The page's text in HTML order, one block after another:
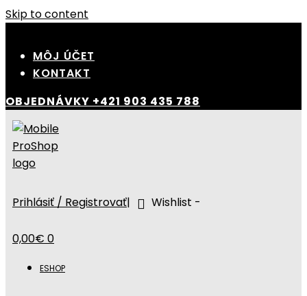
Skip to content
MÔJ ÚČET
KONTAKT
OBJEDNÁVKY +421 903 435 788
Prihlásiť / Registrovať| Wishlist -
0,00€ 0
ESHOP